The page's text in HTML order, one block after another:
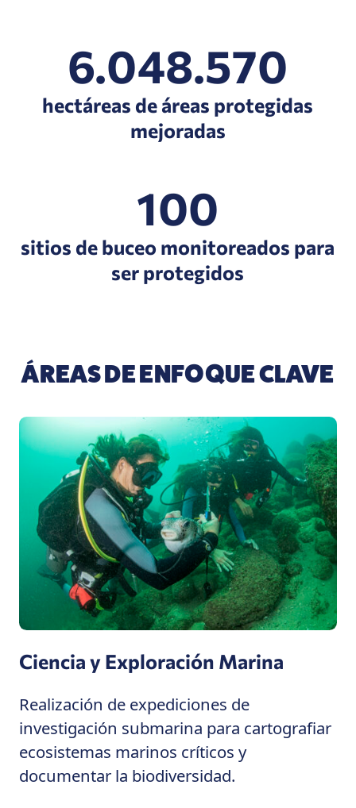
6.048.570
hectáreas de áreas protegidas
mejoradas
100
sitios de buceo monitoreados para
ser protegidos
ÁREAS DE ENFOQUE CLAVE
Ciencia y Exploración Marina
Realización de expediciones de
investigación submarina para cartografiar
ecosistemas marinos críticos y
documentar la biodiversidad.